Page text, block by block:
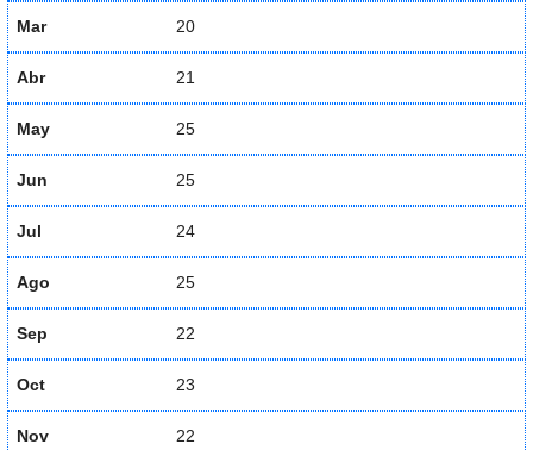
Mar 20
Abr 21
May 25
Jun 25
Jul 24
Ago 25
Sep 22
Oct 23
Nov 22